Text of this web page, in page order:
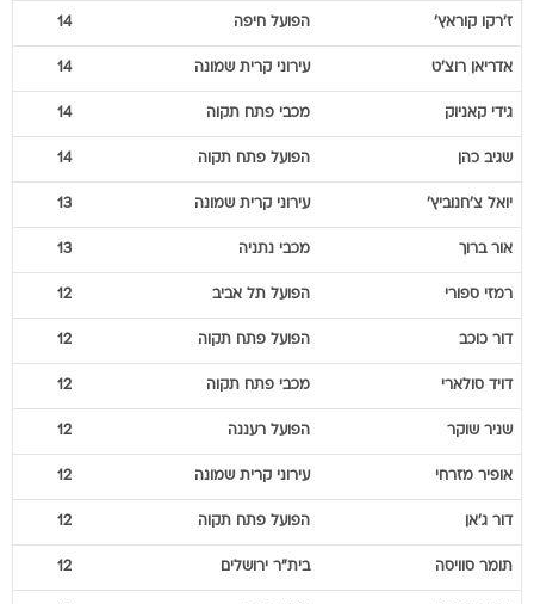
ז'רקו קוראץ' הפועל חיפה 14
אדריאן רוצ'ט עירוני קרית שמונה 14
גידי קאניוק מכבי פתח תקוה 14
שגיב כהן הפועל פתח תקוה 14
יואל צ'חנוביץ' עירוני קרית שמונה 13
אור ברוך מכבי נתניה 13
רמזי ספורי הפועל תל אביב 12
דור כוכב הפועל פתח תקוה 12
דויד סולארי מכבי פתח תקוה 12
שניר שוקר הפועל רעננה 12
אופיר מזרחי עירוני קרית שמונה 12
דור ג'אן הפועל פתח תקוה 12
תומר סוויסה בית"ר ירושלים 12